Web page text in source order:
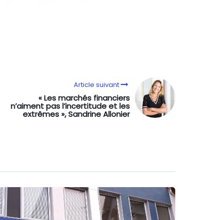
Article suivant
« Les marchés financiers
n’aiment pas l’incertitude et les
extrêmes », Sandrine Allonier